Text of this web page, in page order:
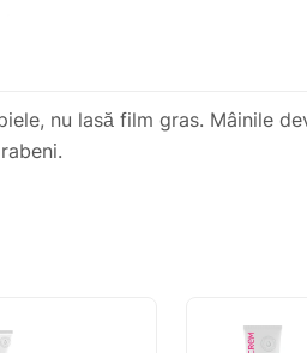
nu lasă film gras. Mâinile